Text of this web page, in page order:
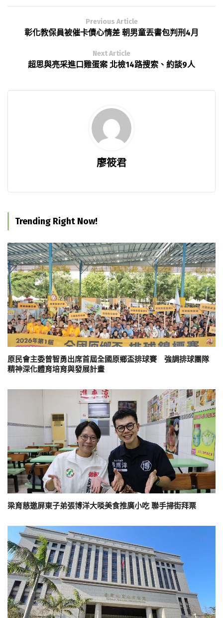
Previous Article
彰化教保員被催卡債心情差 朝男童丟書包判刑4月
Next Article
超思與亮采進口雞蛋案 北檢14路搜索、約談9人
廖筱君
Trending Right Now!
原民會主委曾智勇出席首屆全國原鄉盃排球賽 強調排球團隊
精神深化體育培育與發展計畫
梁育慈邀屏東子弟張博洋大啖美食推廣小吃 聯手掃街拜票